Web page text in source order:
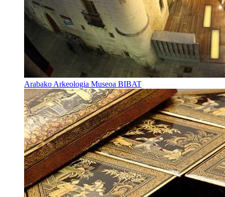
Arabako Arkeologia Museoa BIBAT